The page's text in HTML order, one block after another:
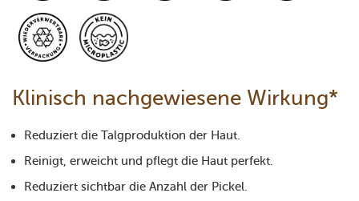
Klinisch nachgewiesene Wirkung*
Reduziert die Talgproduktion der Haut.
Reinigt, erweicht und pflegt die Haut perfekt.
Reduziert sichtbar die Anzahl der Pickel.